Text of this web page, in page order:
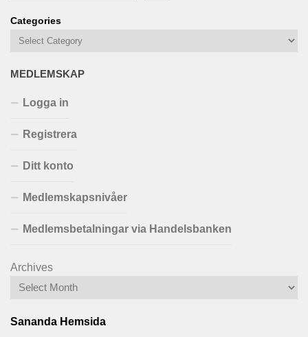
Categories
MEDLEMSKAP
Logga in
Registrera
Ditt konto
Medlemskapsnivåer
Medlemsbetalningar via Handelsbanken
Archives
Sananda Hemsida